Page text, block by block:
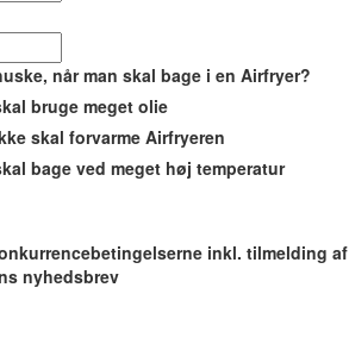
når man skal bage i en Airfryer?
bruge meget olie
skal forvarme Airfryeren
bage ved meget høj temperatur
inkl. tilmelding af
nyhedsbrev